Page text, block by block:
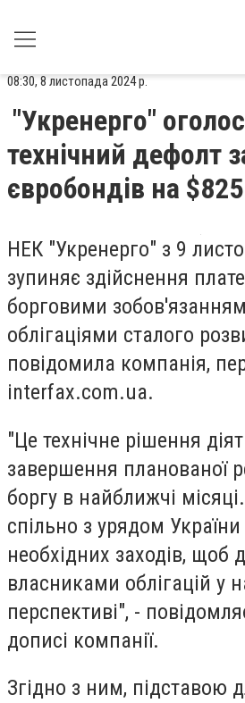
08:30, 8 листопада 2024 р.
"Укренерго"
технічний дефолт
євробондів на
НЕК "Укренерго" з 9
зупиняє здійснення
борговими
облігаціями сталого
повідомила компанія,
interfax.com.ua.
"Це технічне рішення
завершення планованої
боргу в найближчі
спільно з урядом
необхідних заходів, щоб
власниками облігацій у
перспективі", -
дописі компанії.
Згідно з ним, підставою